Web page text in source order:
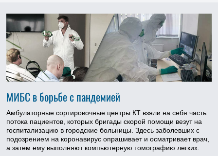
МИБС в борьбе с пандемией
Амбулаторные сортировочные центры КТ взяли на себя часть
потока пациентов, которых бригады скорой помощи везут на
госпитализацию в городские больницы. Здесь заболевших с
подозрением на коронавирус опрашивает и осматривает врач,
а затем ему выполняют компьютерную томографию легких.